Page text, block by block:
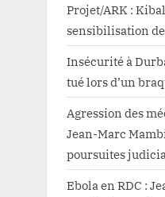
Projet/ARK :
sensibilisation
Insécurité à
tué lors d’un
Agression des
Jean-Marc
poursuites
Ebola en RDC :